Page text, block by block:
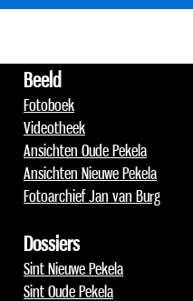
Beeld
Fotoboek
Videotheek
Ansichten Oude Pekela
Ansichten Nieuwe Pekela
Fotoarchief Jan van Burg
Dossiers
Sint Nieuwe Pekela
Sint Oude Pekela